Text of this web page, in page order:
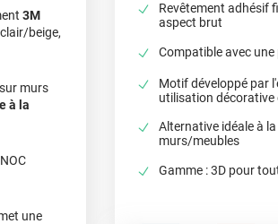
3M
beige,
murs
à la
une
Revêtement adhésif
aspect brut
Compatible avec
Motif développé par
utilisation décorative
Alternative idéale à
murs/meubles
Gamme : 3D pour